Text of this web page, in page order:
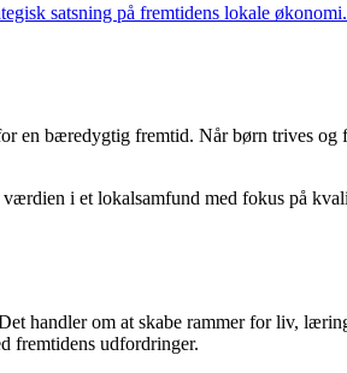
satsning på fremtidens lokale
bæredygtig fremtid. Når børn trives og
i et lokalsamfund med fokus på
handler om at skabe rammer for liv,
fremtidens udfordringer.